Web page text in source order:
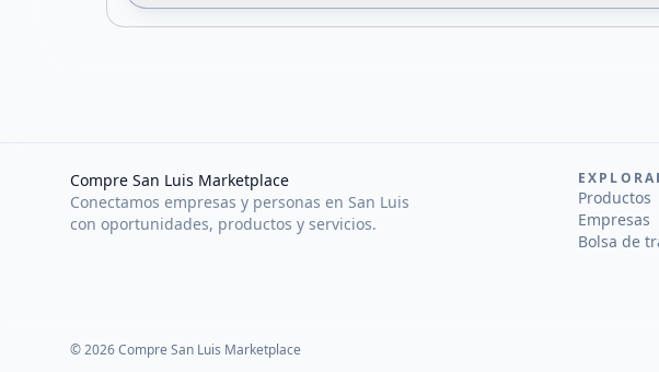
Compre San Luis Marketplace
Conectamos empresas y personas en San Luis
con oportunidades, productos y servicios.
Productos
Empresas
Bolsa de
©2026Compre San Luis Marketplace